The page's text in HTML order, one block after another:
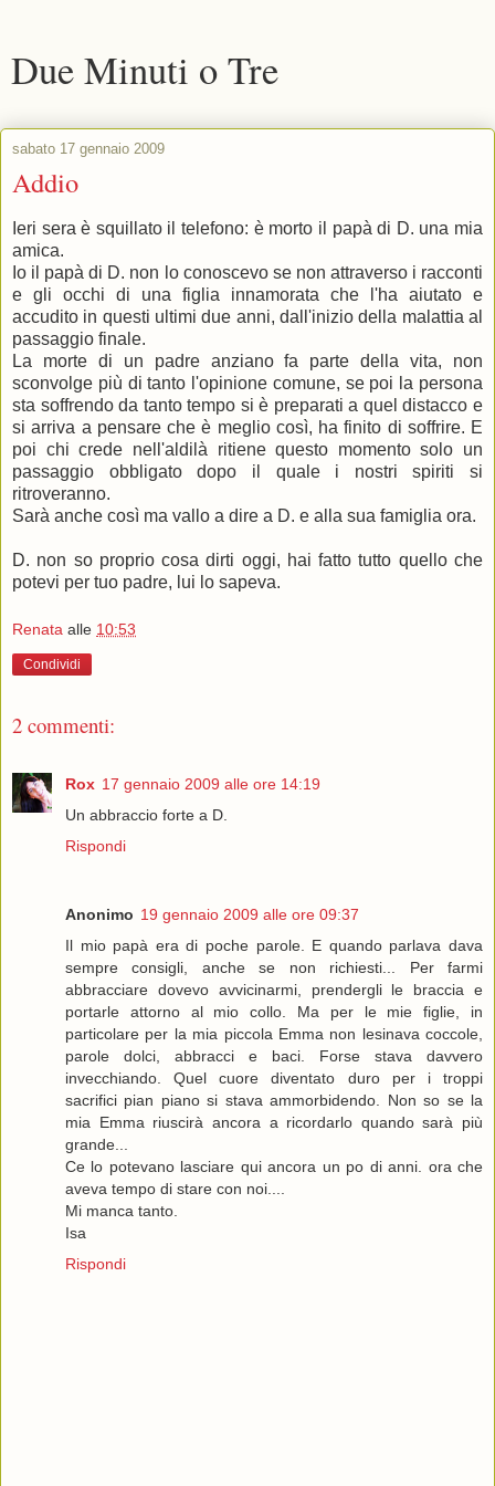
Due Minuti o Tre
sabato 17 gennaio 2009
Addio
Ieri sera è squillato il telefono: è morto il papà di D. una mia
amica.
Io il papà di D. non lo conoscevo se non attraverso i racconti
e gli occhi di una figlia innamorata che l'ha aiutato e
accudito in questi ultimi due anni, dall'inizio della malattia al
passaggio finale.
La morte di un padre anziano fa parte della vita, non
sconvolge più di tanto l'opinione comune, se poi la persona
sta soffrendo da tanto tempo si è preparati a quel distacco e
si arriva a pensare che è meglio così, ha finito di soffrire. E
poi chi crede nell'aldilà ritiene questo momento solo un
passaggio obbligato dopo il quale i nostri spiriti si
ritroveranno.
Sarà anche così ma vallo a dire a D. e alla sua famiglia ora.
D. non so proprio cosa dirti oggi, hai fatto tutto quello che
potevi per tuo padre, lui lo sapeva.
Renata alle 10:53
Condividi
2 commenti:
Rox 17 gennaio 2009 alle ore 14:19
Un abbraccio forte a D.
Rispondi
Anonimo 19 gennaio 2009 alle ore 09:37
Il mio papà era di poche parole. E quando parlava dava
sempre consigli, anche se non richiesti... Per farmi
abbracciare dovevo avvicinarmi, prendergli le braccia e
portarle attorno al mio collo. Ma per le mie figlie, in
particolare per la mia piccola Emma non lesinava coccole,
parole dolci, abbracci e baci. Forse stava davvero
invecchiando. Quel cuore diventato duro per i troppi
sacrifici pian piano si stava ammorbidendo. Non so se la
mia Emma riuscirà ancora a ricordarlo quando sarà più
grande...
Ce lo potevano lasciare qui ancora un po di anni. ora che
aveva tempo di stare con noi....
Mi manca tanto.
Isa
Rispondi